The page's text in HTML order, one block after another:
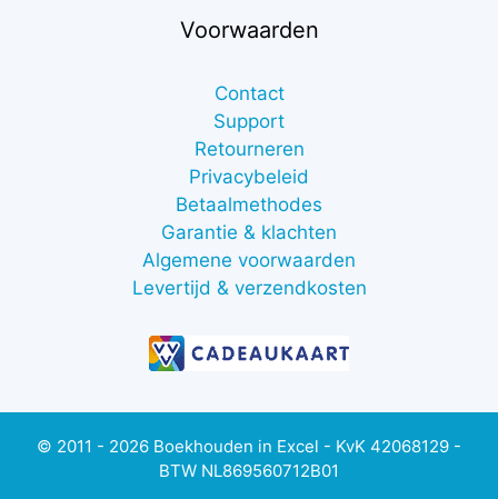
Voorwaarden
Contact
Support
Retourneren
Privacybeleid
Betaalmethodes
Garantie & klachten
Algemene voorwaarden
Levertijd & verzendkosten
© 2011 - 2026 Boekhouden in Excel - KvK 42068129 -
BTW NL869560712B01